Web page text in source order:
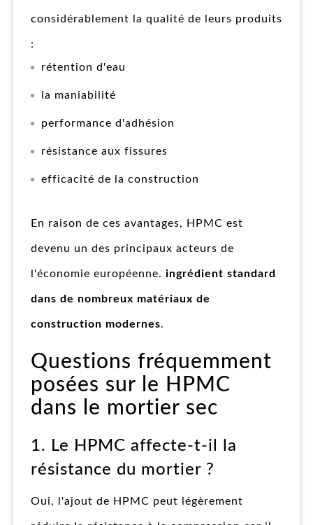
considérablement la qualité de leurs produits
:
rétention d'eau
la maniabilité
performance d'adhésion
résistance aux fissures
efficacité de la construction
En raison de ces avantages, HPMC est
devenu un des principaux acteurs de
l'économie européenne. ingrédient standard
dans de nombreux matériaux de
construction modernes.
Questions fréquemment
posées sur le HPMC
dans le mortier sec
1. Le HPMC affecte-t-il la
résistance du mortier ?
Oui, l'ajout de HPMC peut légèrement